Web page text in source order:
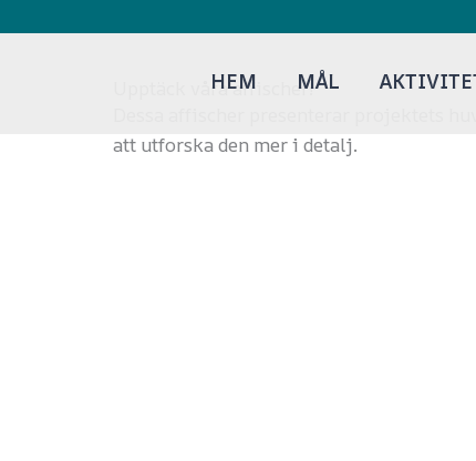
HEM MÅL
Upptäck våra affischer!
Dessa affischer presenterar projektets
att utforska den mer i detalj.